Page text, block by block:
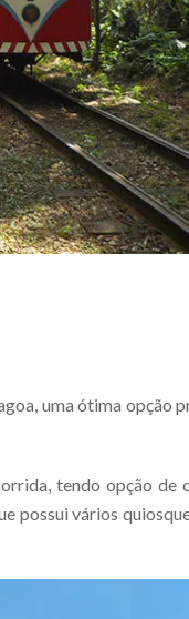
uma ótima opção
tendo opção
possui vários